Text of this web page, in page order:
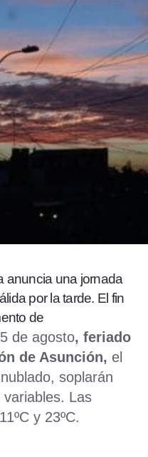
anuncia una jornada
por la tarde. El fin
de
de agosto, feriado
de Asunción, el
soplarán
Las
y 23ºC.